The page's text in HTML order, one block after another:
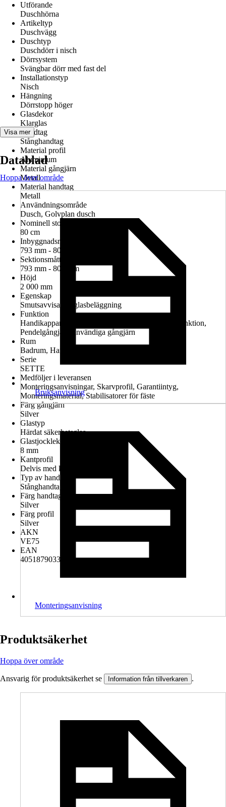
Utförande
Duschhörna
Artikeltyp
Duschvägg
Duschtyp
Duschdörr i nisch
Dörrsystem
Svängbar dörr med fast del
Installationstyp
Nisch
Hängning
Dörrstopp höger
Glasdekor
Klarglas
Handtag
Stånghandtag
Material profil
Aluminium
Material gångjärn
Metall
Material handtag
Metall
Användningsområde
Dusch, Golvplan dusch
Nominell storlek i cm
80 cm
Inbyggnadsmått i nisch
793 mm - 807 mm
Sektionsmått
793 mm - 807 mm
Höjd
2 000 mm
Egenskap
Smutsavvisande glasbeläggning
Funktion
Handikappanpassad montering möjlig, Lyft-sänk-funktion,
Pendelgångjärn, Invändiga gångjärn
Rum
Badrum, Handikappanpassat badrum
Serie
SETTE
Medföljer i leveransen
Monteringsanvisningar, Skarvprofil, Garantiintyg,
Monteringsmaterial, Stabilisatorer för fäste
Färg gångjärn
Silver
Glastyp
Härdat säkerhetsglas
Glastjocklek
8 mm
Kantprofil
Delvis med kantprofil
Typ av handtag
Stånghandtag
Färg handtag
Silver
Färg profil
Silver
AKN
VE75
EAN
4051879033565
Visa mer
Datablad
Hoppa över område
Bruksanvisning
Monteringsanvisning
Produktsäkerhet
Hoppa över område
Ansvarig för produktsäkerhet se Information från tillverkaren .